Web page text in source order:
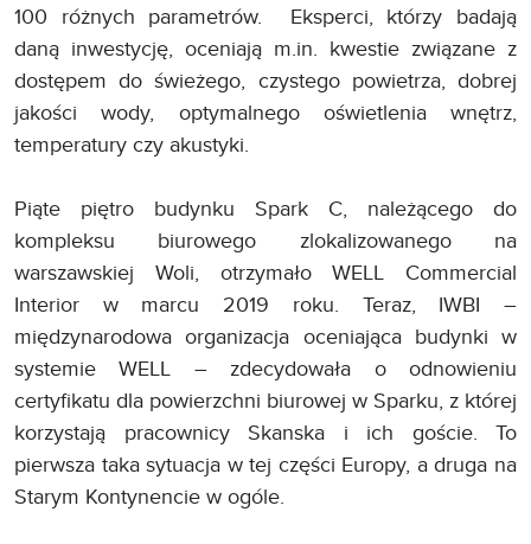
100 różnych parametrów. Eksperci, którzy badają
daną inwestycję, oceniają m.in. kwestie związane z
dostępem do świeżego, czystego powietrza, dobrej
jakości wody, optymalnego oświetlenia wnętrz,
temperatury czy akustyki.
Piąte piętro budynku Spark C, należącego do
kompleksu biurowego zlokalizowanego na
warszawskiej Woli, otrzymało WELL Commercial
Interior w marcu 2019 roku. Teraz, IWBI –
międzynarodowa organizacja oceniająca budynki w
systemie WELL – zdecydowała o odnowieniu
certyfikatu dla powierzchni biurowej w Sparku, z której
korzystają pracownicy Skanska i ich goście. To
pierwsza taka sytuacja w tej części Europy, a druga na
Starym Kontynencie w ogóle.